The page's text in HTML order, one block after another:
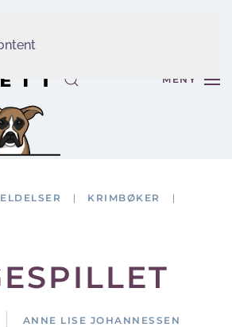
MENY
KRIMBØKER
ANNE LISE JOHANNESSEN